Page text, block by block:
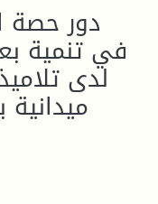
دور حصة
في تنمية
لدى